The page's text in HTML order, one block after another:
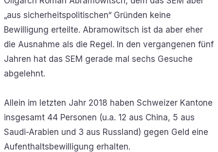
„aus sicherheitspolitischen“ Gründen keine
Bewilligung erteilte. Abramowitsch ist da aber eher
die Ausnahme als die Regel. In den vergangenen fünf
Jahren hat das SEM gerade mal sechs Gesuche
abgelehnt.
Allein im letzten Jahr 2018 haben Schweizer Kantone
insgesamt 44 Personen (u.a. 12 aus China, 5 aus
Saudi-Arabien und 3 aus Russland) gegen Geld eine
Aufenthaltsbewilligung erhalten.